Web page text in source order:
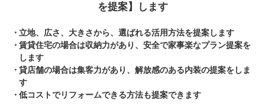
を提案】します
立地、広さ、大きさから、選ばれる活用方法を提案します
賃貸住宅の場合は収納力があり、安全で家事楽なプラン提案を
します
貸店舗の場合は集客力があり、解放感のある内装の提案をしま
す
低コストでリフォームできる方法も提案できます